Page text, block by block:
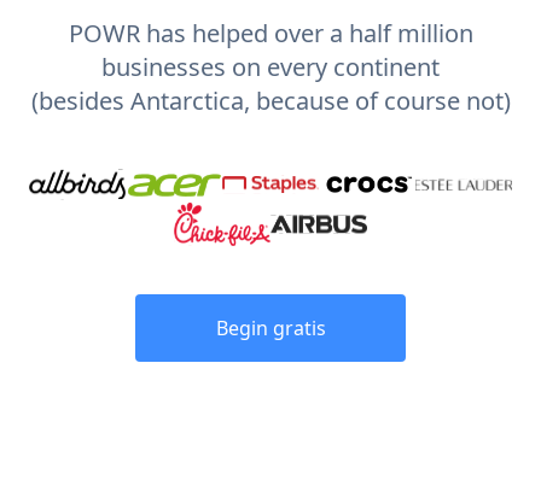
POWR has helped over a half million
businesses on every continent
(besides Antarctica, because of course not)
Begin gratis